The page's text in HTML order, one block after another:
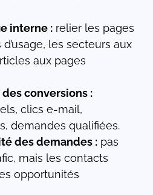
interne : relier les pages
les secteurs aux
aux pages
conversions :
clics e-mail,
demandes qualifiées.
des demandes : pas
mais les contacts
opportunités